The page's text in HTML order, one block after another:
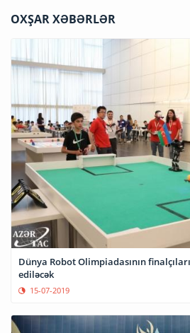
OXŞAR XƏBƏRLƏR
Dünya Robot Olimpiadasının
ediləcək
15-07-2019